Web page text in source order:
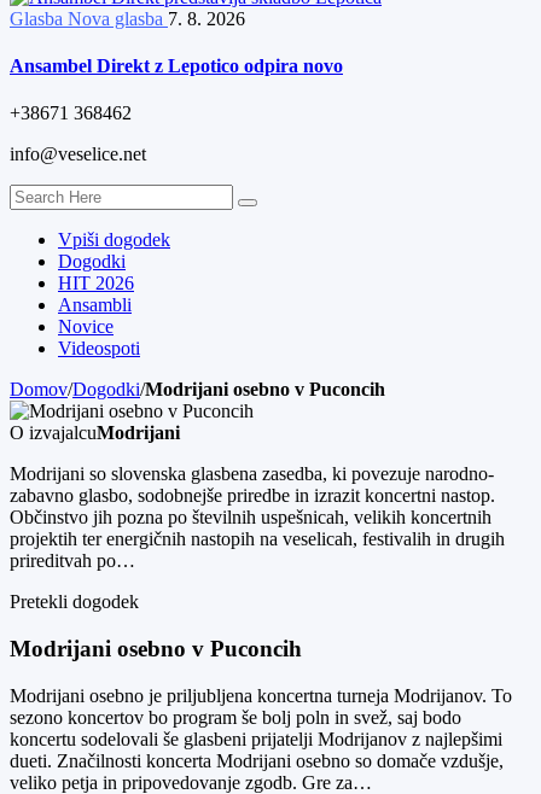
Glasba Nova glasba 7. 8. 2026
Ansambel Direkt z Lepotico odpira novo
+38671 368462
info@veselice.net
Vpiši dogodek
Dogodki
HIT 2026
Ansambli
Novice
Videospoti
Domov/Dogodki/Modrijani osebno v Puconcih
O izvajalcuModrijani
Modrijani so slovenska glasbena zasedba, ki povezuje narodno-
zabavno glasbo, sodobnejše priredbe in izrazit koncertni nastop.
Občinstvo jih pozna po številnih uspešnicah, velikih koncertnih
projektih ter energičnih nastopih na veselicah, festivalih in drugih
prireditvah po…
Pretekli dogodek
Modrijani osebno v Puconcih
Modrijani osebno je priljubljena koncertna turneja Modrijanov. To
sezono koncertov bo program še bolj poln in svež, saj bodo
koncertu sodelovali še glasbeni prijatelji Modrijanov z najlepšimi
dueti. Značilnosti koncerta Modrijani osebno so domače vzdušje,
veliko petja in pripovedovanje zgodb. Gre za…